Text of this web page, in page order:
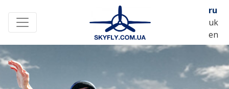
content
SKYFLY
Полеты на самолете
ru
uk
en
ГЛАВНАЯ
УСЛУГИ
НОВОСТИ
КОНТАКТЫ
+380
66
028
7495